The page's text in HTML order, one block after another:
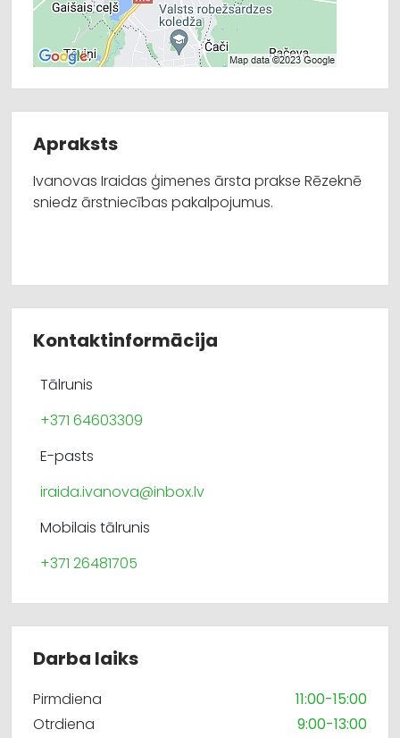
Apraksts
Ivanovas Iraidas ģimenes ārsta prakse Rēzeknē
sniedz ārstniecības pakalpojumus.
Kontaktinformācija
Tālrunis
+371 64603309
E-pasts
iraida.ivanova@inbox.lv
Mobilais tālrunis
+371 26481705
Darba laiks
Pirmdiena
11:00-15:00
Otrdiena
9:00-13:00